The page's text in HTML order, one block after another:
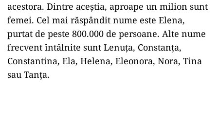
acestora. Dintre aceștia, aproape un milion sunt
femei. Cel mai răspândit nume este Elena,
purtat de peste 800.000 de persoane. Alte nume
frecvent întâlnite sunt Lenuța, Constanța,
Constantina, Ela, Helena, Eleonora, Nora, Tina
sau Tanța.